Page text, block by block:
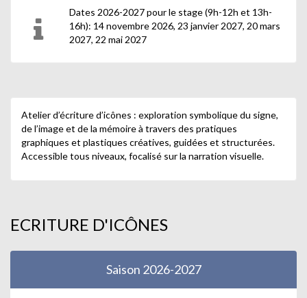
Dates 2026-2027 pour le stage (9h-12h et 13h-
16h): 14 novembre 2026, 23 janvier 2027, 20 mars
2027, 22 mai 2027
Atelier d’écriture d’icônes : exploration symbolique du signe,
de l’image et de la mémoire à travers des pratiques
graphiques et plastiques créatives, guidées et structurées.
Accessible tous niveaux, focalisé sur la narration visuelle.
ECRITURE D'ICÔNES
Saison 2026-2027